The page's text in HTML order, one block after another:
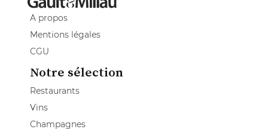
A propos
Mentions légales
CGU
Notre sélection
Restaurants
Vins
Champagnes